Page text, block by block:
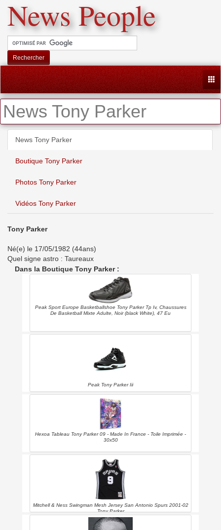
News People
Rechercher
News Tony Parker
News Tony Parker
Boutique Tony Parker
Photos Tony Parker
Vidéos Tony Parker
Tony Parker
Né(e) le 17/05/1982 (44ans)
Quel signe astro : Taureaux
Dans la Boutique Tony Parker :
Peak Sport Europe Basketballshoe Tony Parker Tp Iv, Chaussures
De Basketball Mixte Adulte, Noir (black White), 47 Eu
Peak Tony Parker Iii
Hexoa Tableau Tony Parker 09 - Made In France - Toile Imprimée -
30x50
Mitchell & Ness Swingman Mesh Jersey San Antonio Spurs 2001-02
Tony Parker